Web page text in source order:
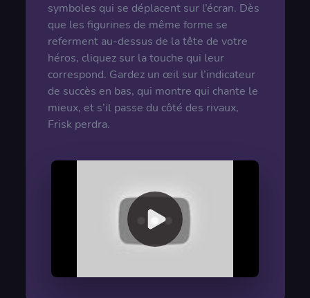
symboles qui se déplacent sur l’écran. Dès
que les figurines de même forme se
referment au-dessus de la tête de votre
héros, cliquez sur la touche qui leur
correspond. Gardez un œil sur l’indicateur
de succès en bas, qui montre qui chante le
mieux, et s’il passe du côté des rivaux,
Frisk perdra.